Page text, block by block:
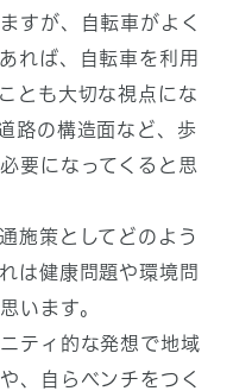
すが、自転車がよく
れば、自転車を利用
とも大切な視点にな
路の構造面など、歩
要になってくると思
施策としてどのよう
は健康問題や環境問
います。
ティ的な発想で地域
、自らベンチをつく